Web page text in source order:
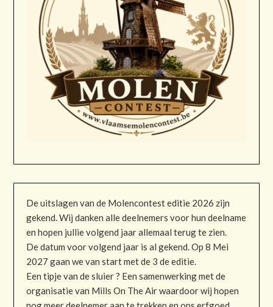
De uitslagen van de Molencontest editie 2026 zijn
gekend. Wij danken alle deelnemers voor hun deelname
en hopen jullie volgend jaar allemaal terug te zien.
De datum voor volgend jaar is al gekend. Op 8 Mei
2027 gaan we van start met de 3 de editie.
Een tipje van de sluier ? Een samenwerking met de
organisatie van Mills On The Air waardoor wij hopen